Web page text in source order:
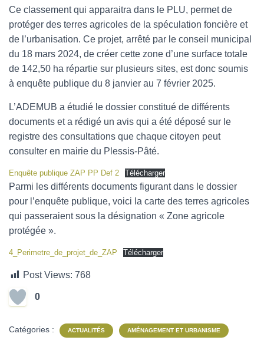
Ce classement qui apparaitra dans le PLU, permet de
protéger des terres agricoles de la spéculation foncière et
de l’urbanisation. Ce projet, arrêté par le conseil municipal
du 18 mars 2024, de créer cette zone d’une surface totale
de 142,50 ha répartie sur plusieurs sites, est donc soumis
à enquête publique du 8 janvier au 7 février 2025.
L’ADEMUB a étudié le dossier constitué de différents
documents et a rédigé un avis qui a été déposé sur le
registre des consultations que chaque citoyen peut
consulter en mairie du Plessis-Pâté.
Enquête publique ZAP PP Def 2 Télécharger
Parmi les différents documents figurant dans le dossier
pour l’enquête publique, voici la carte des terres agricoles
qui passeraient sous la désignation « Zone agricole
protégée ».
4_Perimetre_de_projet_de_ZAP Télécharger
Post Views: 768
0
Catégories : ACTUALITÉS AMÉNAGEMENT ET URBANISME